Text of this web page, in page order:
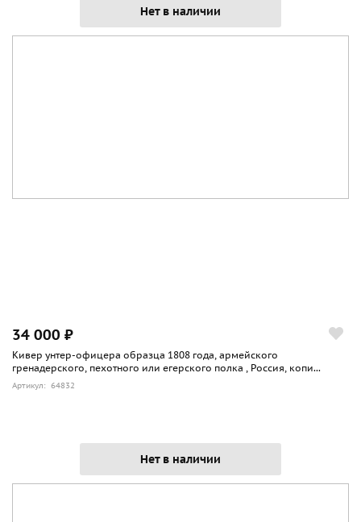
Нет в наличии
34 000 ₽
Кивер унтер-офицера образца 1808 года, армейского
гренадерского, пехотного или егерского полка , Россия, копи...
Артикул: 64832
Нет в наличии